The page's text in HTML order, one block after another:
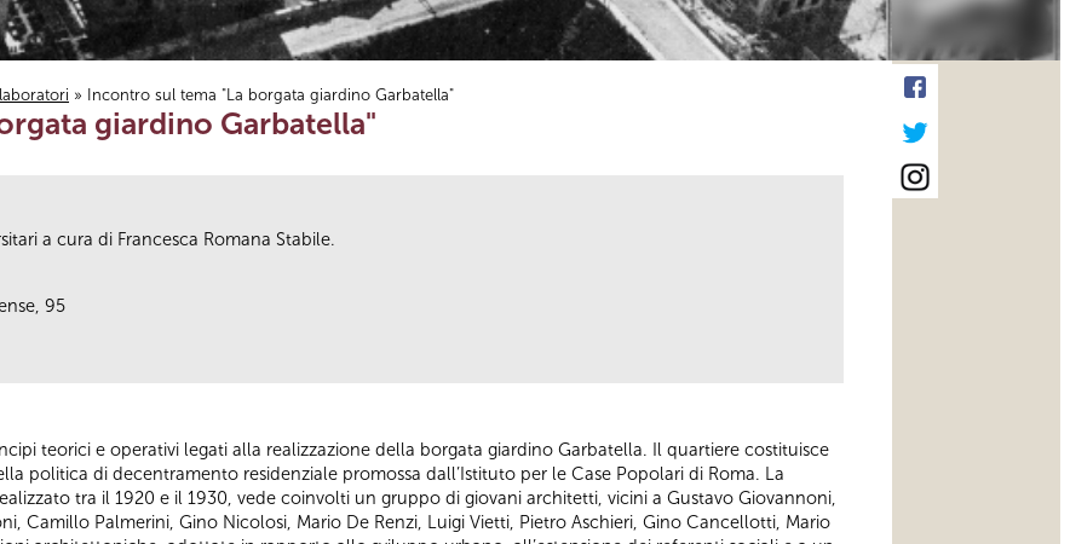
» Incontro sul tema "La borgata giardino Garbatella"
giardino Garbatella"
a cura di Francesca Romana Stabile.
95
teorici e operativi legati alla realizzazione della borgata giardino Garbatella. Il quartiere costituisce
politica di decentramento residenziale promossa dall’Istituto per le Case Popolari di Roma. La
tra il 1920 e il 1930, vede coinvolti un gruppo di giovani architetti, vicini a Gustavo Giovannoni,
Camillo Palmerini, Gino Nicolosi, Mario De Renzi, Luigi Vietti, Pietro Aschieri, Gino Cancellotti, Mario